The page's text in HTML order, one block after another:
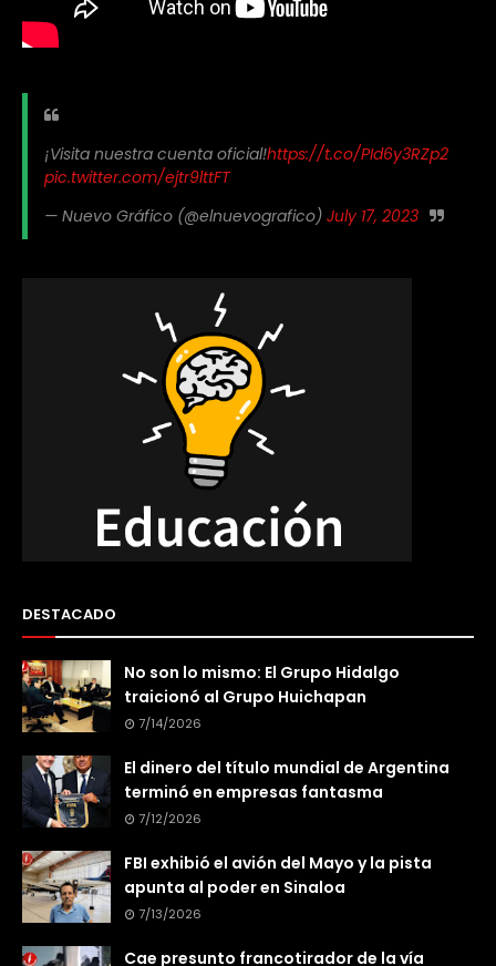
¡Visita nuestra cuenta oficial!https://t.co/PId6y3RZp2
pic.twitter.com/ejtr9lttFT
— Nuevo Gráfico (@elnuevografico) July 17, 2023
DESTACADO
No son lo mismo: El Grupo Hidalgo
traicionó al Grupo Huichapan
7/14/2026
El dinero del título mundial de Argentina
terminó en empresas fantasma
7/12/2026
FBI exhibió el avión del Mayo y la pista
apunta al poder en Sinaloa
7/13/2026
Cae presunto francotirador de la vía